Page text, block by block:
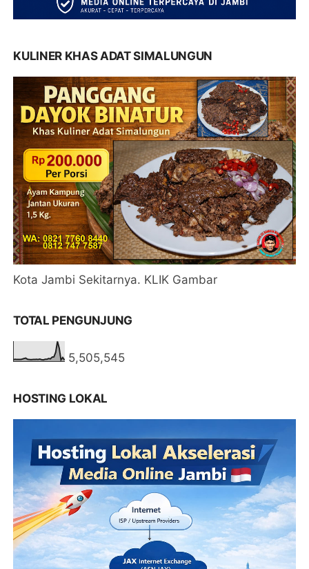
KULINER KHAS ADAT SIMALUNGUN
Kota Jambi Sekitarnya. KLIK Gambar
TOTAL PENGUNJUNG
5,505,545
HOSTING LOKAL